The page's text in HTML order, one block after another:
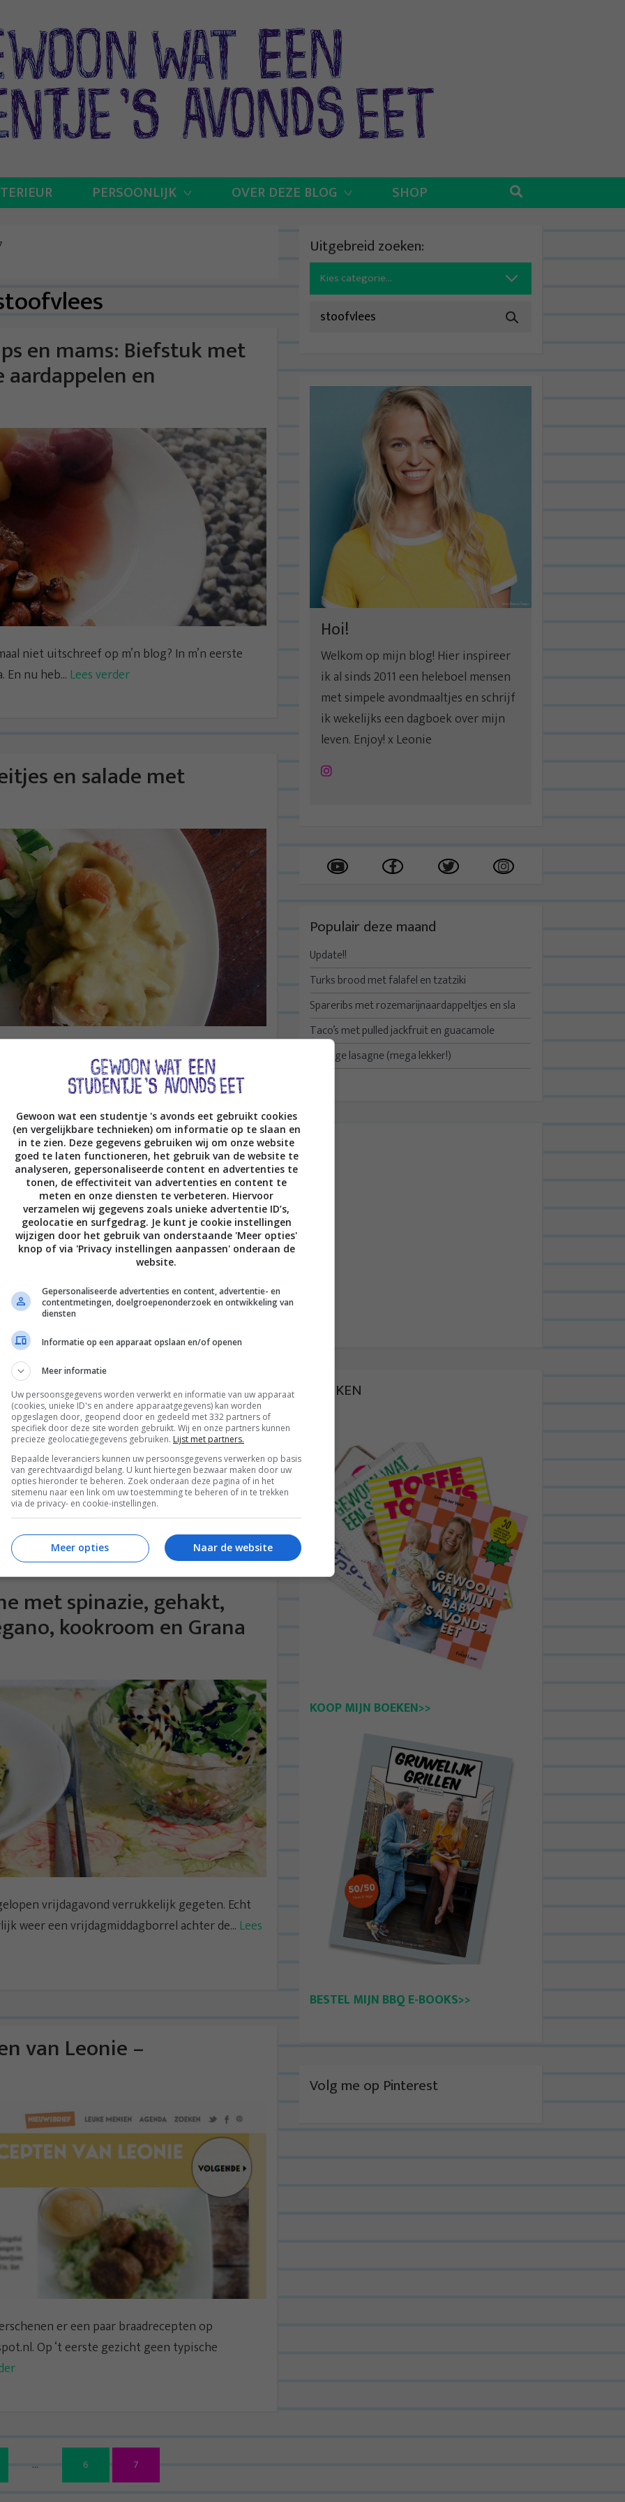
PERSOONLIJK OVER DEZE BLOG SHOP
en mams: Biefstuk met
en
niet uitschreef op m’n blog? In m’n eerste
nu heb... Lees verder
en salade met
en ik lig heerlijk in bed. Ik ben nog
Lees verder
eerste YouTube video
en een dag vrij om te
een blogpost over mijn afgelopen week. Het
mijn eerste...Lees verder
met spinazie, gehakt,
kookroom en Grana
vrijdagavond verrukkelijk gegeten. Echt
weer een vrijdagmiddagborrel achter de...Lees
van Leonie –
er een paar braadrecepten op
Op ‘t eerste gezicht geen typische
B
e… 6 7
Uitgebreid zoeken:
Search
for:
Hoi!
Welkom op mijn blog! Hier inspireer
ik al sinds 2011 een heleboel mensen
met simpele avondmaaltjes en schrijf
ik wekelijks een dagboek over mijn
leven. Enjoy! x Leonie
Instagram
Populair deze maand
Update!!
Turks brood met falafel en tzatziki
Spareribs met rozemarijnaardappeltjes en sla
Taco’s met pulled jackfruit en guacamole
Kruidige lasagne (mega lekker!)
BOEKEN
KOOP MIJN BOEKEN>>
BESTEL MIJN BBQ E-BOOKS>>
Volg me op Pinterest
Gewoon wat een studentje 's avonds eet gebruikt cookies
(en vergelijkbare technieken) om informatie op te slaan en
in te zien. Deze gegevens gebruiken wij om onze website
goed te laten functioneren, het gebruik van de website te
analyseren, gepersonaliseerde content en advertenties te
tonen, de effectiviteit van advertenties en content te
meten en onze diensten te verbeteren. Hiervoor
verzamelen wij gegevens zoals unieke advertentie ID’s,
geolocatie en surfgedrag. Je kunt je cookie instellingen
wijzigen door het gebruik van onderstaande 'Meer opties'
knop of via 'Privacy instellingen aanpassen' onderaan de
website.
Gepersonaliseerde advertenties en content, advertentie- en
contentmetingen, doelgroepenonderzoek en ontwikkeling van
diensten
Informatie op een apparaat opslaan en/of openen
Meer informatie
Uw persoonsgegevens worden verwerkt en informatie van uw apparaat
(cookies, unieke ID's en andere apparaatgegevens) kan worden
opgeslagen door, geopend door en gedeeld met 332 partners of
specifiek door deze site worden gebruikt. Wij en onze partners kunnen
precieze geolocatiegegevens gebruiken. Lijst met partners.
Bepaalde leveranciers kunnen uw persoonsgegevens verwerken op basis
van gerechtvaardigd belang. U kunt hiertegen bezwaar maken door uw
opties hieronder te beheren. Zoek onderaan deze pagina of in het
sitemenu naar een link om uw toestemming te beheren of in te trekken
via de privacy- en cookie-instellingen.
Naar de website
Meer opties